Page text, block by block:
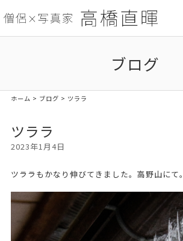
ブログ
ホーム > ブログ > ツララ
ツララ
2023年1月4日
ツララもかなり伸びてきました。高野山にて。